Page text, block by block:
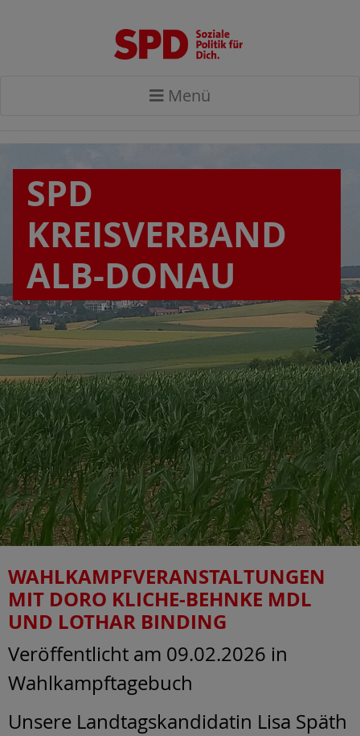
Menü
SPD
KREISVERBAND
ALB-DONAU
WAHLKAMPFVERANSTALTUNGEN
MIT DORO KLICHE-BEHNKE MDL
UND LOTHAR BINDING
Veröffentlicht am 09.02.2026 in
Wahlkampftagebuch
Unsere Landtagskandidatin Lisa Späth